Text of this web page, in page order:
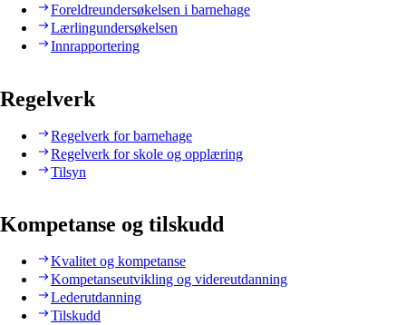
Foreldreundersøkelsen i barnehage
Lærlingundersøkelsen
Innrapportering
Regelverk
Regelverk for barnehage
Regelverk for skole og opplæring
Tilsyn
Kompetanse og tilskudd
Kvalitet og kompetanse
Kompetanseutvikling og videreutdanning
Lederutdanning
Tilskudd